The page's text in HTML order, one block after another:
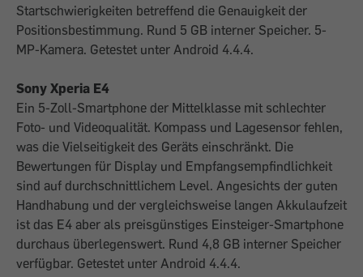
Startschwierigkeiten betreffend die Genauigkeit der
Positionsbestimmung. Rund 5 GB interner Speicher. 5-
MP-Kamera. Getestet unter Android 4.4.4.
Sony Xperia E4
Ein 5-Zoll-Smartphone der Mittelklasse mit schlechter
Foto- und Videoqualität. Kompass und Lagesensor fehlen,
was die Vielseitigkeit des Geräts einschränkt. Die
Bewertungen für Display und Empfangsempfindlichkeit
sind auf durchschnittlichem Level. Angesichts der guten
Handhabung und der vergleichsweise langen Akkulaufzeit
ist das E4 aber als preisgünstiges Einsteiger-Smartphone
durchaus überlegenswert. Rund 4,8 GB interner Speicher
verfügbar. Getestet unter Android 4.4.4.